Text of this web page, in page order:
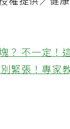
權提供／健康
？ 不一定！
緊張！專家